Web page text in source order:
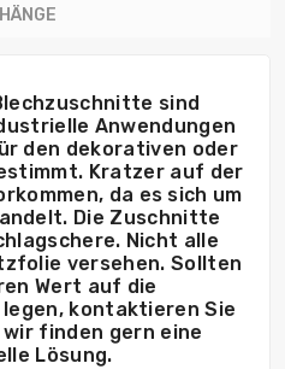
sind
Anwendungen
den dekorativen oder
Kratzer auf der
da es sich um
Die Zuschnitte
Nicht alle
versehen. Sollten
Wert auf die
kontaktieren Sie
finden gern eine
Lösung.